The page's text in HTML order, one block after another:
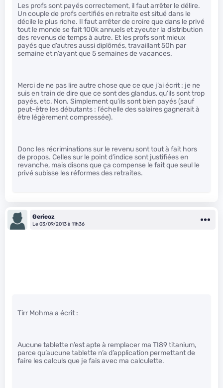
Les profs sont payés correctement, il faut arrêter le délire.
Un couple de profs certifiés en retraite est situé dans le
décile le plus riche. Il faut arrêter de croire que dans le privé
tout le monde se fait 100k annuels et zyeuter la distribution
des revenus de temps à autre. Et les profs sont mieux
payés que d’autres aussi diplômés, travaillant 50h par
semaine et n’ayant que 5 semaines de vacances.
Merci de ne pas lire autre chose que ce que j’ai écrit : je ne
suis en train de dire que ce sont des glandus, qu’ils sont trop
payés, etc. Non. Simplement qu’ils sont bien payés (sauf
peut-être les débutants : l’échelle des salaires gagnerait à
être légèrement compressée).
Donc les récriminations sur le revenu sont tout à fait hors
de propos. Celles sur le point d’indice sont justifiées en
revanche, mais disons que ça compense le fait que seul le
privé subisse les réformes des retraites.
Gericoz
Le 03/09/2013 à 11h36
Tirr Mohma a écrit :
Aucune tablette n’est apte à remplacer ma TI89 titanium,
parce qu’aucune tablette n’a d’application permettant de
faire les calculs que je fais avec ma calculette.